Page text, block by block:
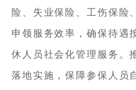
险、失业保险、工伤保险
申领服务效率，确保待遇
休人员社会化管理服务。
落地实施，保障参保人员